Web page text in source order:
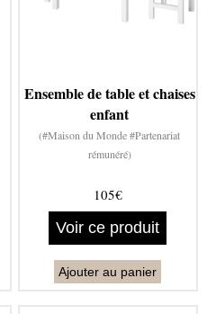
Ensemble de table et chaises
enfant
(#Maison du Monde #Partenariat
rémunéré)
105€
Voir ce produit
Ajouter au panier